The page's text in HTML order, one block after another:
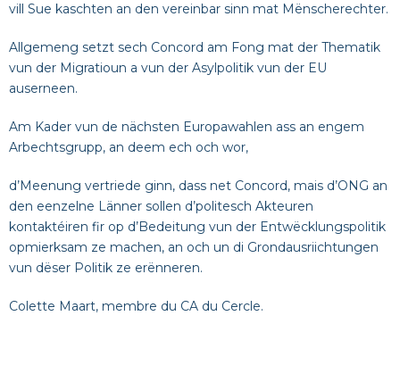
vill Sue kaschten an den vereinbar sinn mat Mënscherechter.
Allgemeng setzt sech Concord am Fong mat der Thematik
vun der Migratioun a vun der Asylpolitik vun der EU
auserneen.
Am Kader vun de nächsten Europawahlen ass an engem
Arbechtsgrupp, an deem ech och wor,
d’Meenung vertriede ginn, dass net Concord, mais d’ONG an
den eenzelne Länner sollen d’politesch Akteuren
kontaktéiren fir op d’Bedeitung vun der Entwëcklungspolitik
opmierksam ze machen, an och un di Grondausriichtungen
vun dëser Politik ze erënneren.
Colette Maart, membre du CA du Cercle.